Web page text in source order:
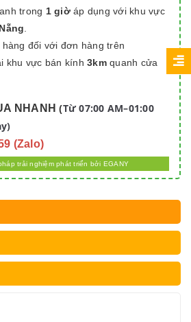
trong 1 giờáp dụng với khu vực
đối với đơn hàng trên
khu vực bán kính 3kmquanh cửa
NHANH (Từ 07:00 AM–01:00
(Zalo)
trải nghiệm phát triển bởi EGANY